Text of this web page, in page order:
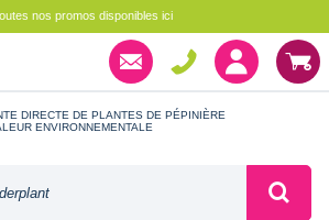
nos promos disponibles ici
DIRECTE DE PLANTES DE PÉPINIÈRE
ENVIRONNEMENTALE